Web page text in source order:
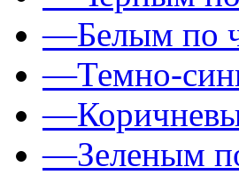
—Белым по
—Темно-
—
—Зеленым